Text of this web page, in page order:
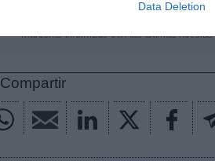
Data Deletion
como fuente
Mantente informado con las últimas
Compartir